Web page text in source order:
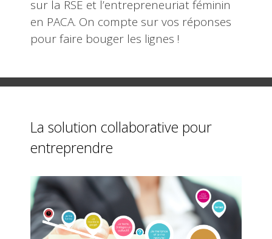
sur la RSE et l’entrepreneuriat féminin
en PACA. On compte sur vos réponses
pour faire bouger les lignes !
La solution collaborative pour
entreprendre